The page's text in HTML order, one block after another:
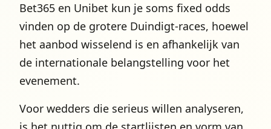
Bet365 en Unibet kun je soms fixed odds
vinden op de grotere Duindigt-races, hoewel
het aanbod wisselend is en afhankelijk van
de internationale belangstelling voor het
evenement.
Voor wedders die serieus willen analyseren,